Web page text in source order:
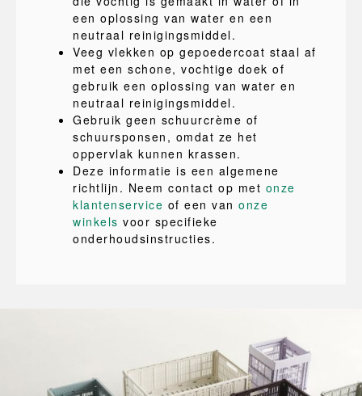
een oplossing van water en een
neutraal reinigingsmiddel.
Veeg vlekken op gepoedercoat staal af
met een schone, vochtige doek of
gebruik een oplossing van water en
neutraal reinigingsmiddel.
Gebruik geen schuurcrème of
schuursponsen, omdat ze het
oppervlak kunnen krassen.
Deze informatie is een algemene
richtlijn. Neem contact op met onze
klantenservice of een van onze
winkels voor specifieke
onderhoudsinstructies.